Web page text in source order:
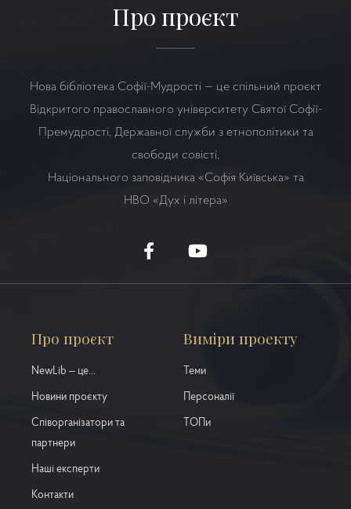
Про проєкт
Нова бібліотека Софії-Мудрості — це спільний проєкт
Відкритого православного університету Святої Софії-
Премудрості, Державної служби з етнополітики та
свободи совісті,
Національного заповідника «Софія Київська» та
НВО «Дух і літера»
Про проєкт
NewLib – це...
Новини проєкту
Співорганізатори та
партнери
Наші експерти
Контакти
Виміри проекту
Теми
Персоналії
ТОПи